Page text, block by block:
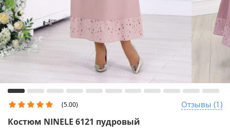
(5.00) Отзывы (1)
Костюм NINELE 6121 пудровый